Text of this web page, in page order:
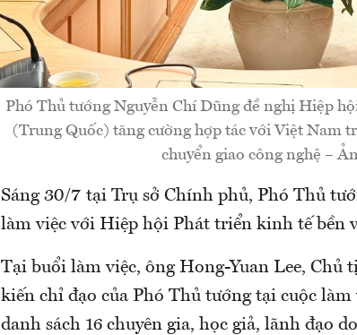
Phó Thủ tướng Nguyễn Chí Dũng đề nghị Hiệp
(Trung Quốc) tăng cường hợp tác với Việt Nam
chuyển giao công nghệ –
Sáng 30/7 tại Trụ sở Chính phủ, Phó Thủ
làm việc với Hiệp hội Phát triển kinh tế bền
Tại buổi làm việc, ông Hong-Yuan Lee, Chủ
kiến chỉ đạo của Phó Thủ tướng tại cuộc
danh sách 16 chuyên gia, học giả, lãnh đạo